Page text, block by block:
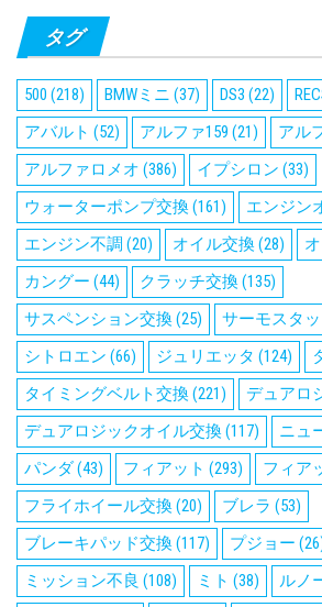
タグ
500 (218) BMWミニ (37) DS3 (22)
アバルト (52) アルファ159 (21) アル
アルファロメオ (386) イプシロン (33)
ウォーターポンプ交換(161) エンジン
エンジン不調 (20) オイル交換(28)
カングー (44) クラッチ交換(135)
サスペンション交換(25) サーモスタ
シトロエン (66) ジュリエッタ (124)
タイミングベルト交換(221) デュアロ
デュアロジックオイル交換(117) ニュ
パンダ(43) フィアット (293) フィア
フライホイール交換(20) ブレラ (53)
ブレーキパッド交換(117) プジョー
ミッション不良 (108) ミト (38) ルノ